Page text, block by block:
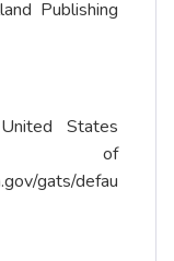
Publishing
States
of
gats/defau